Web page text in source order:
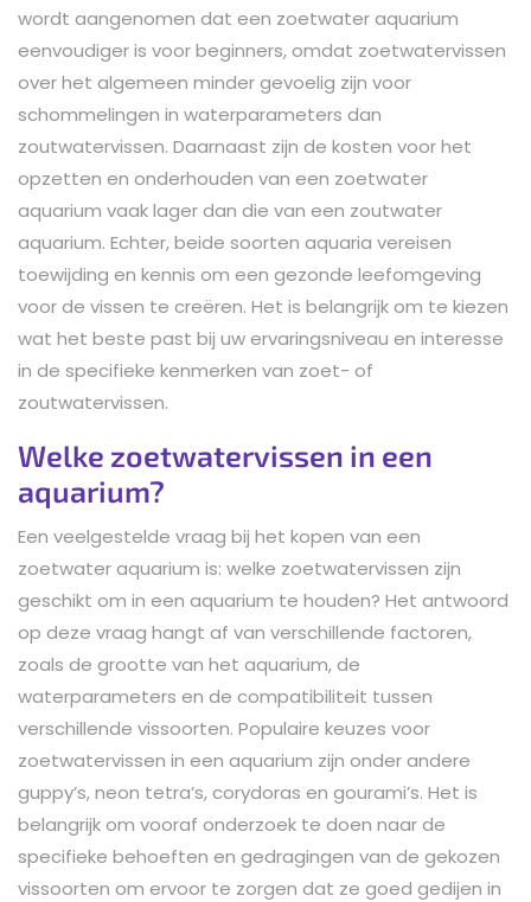
wordt aangenomen dat een zoetwater aquarium
eenvoudiger is voor beginners, omdat zoetwatervissen
over het algemeen minder gevoelig zijn voor
schommelingen in waterparameters dan
zoutwatervissen. Daarnaast zijn de kosten voor het
opzetten en onderhouden van een zoetwater
aquarium vaak lager dan die van een zoutwater
aquarium. Echter, beide soorten aquaria vereisen
toewijding en kennis om een gezonde leefomgeving
voor de vissen te creëren. Het is belangrijk om te kiezen
wat het beste past bij uw ervaringsniveau en interesse
in de specifieke kenmerken van zoet- of
zoutwatervissen.
Welke zoetwatervissen in een
aquarium?
Een veelgestelde vraag bij het kopen van een
zoetwater aquarium is: welke zoetwatervissen zijn
geschikt om in een aquarium te houden? Het antwoord
op deze vraag hangt af van verschillende factoren,
zoals de grootte van het aquarium, de
waterparameters en de compatibiliteit tussen
verschillende vissoorten. Populaire keuzes voor
zoetwatervissen in een aquarium zijn onder andere
guppy’s, neon tetra’s, corydoras en gourami’s. Het is
belangrijk om vooraf onderzoek te doen naar de
specifieke behoeften en gedragingen van de gekozen
vissoorten om ervoor te zorgen dat ze goed gedijen in